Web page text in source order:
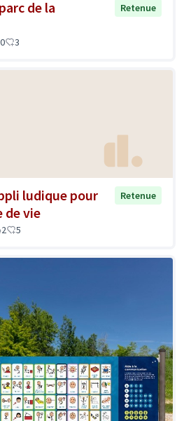
de la
Retenue
0 3
ludique pour
de vie
Retenue
2 5